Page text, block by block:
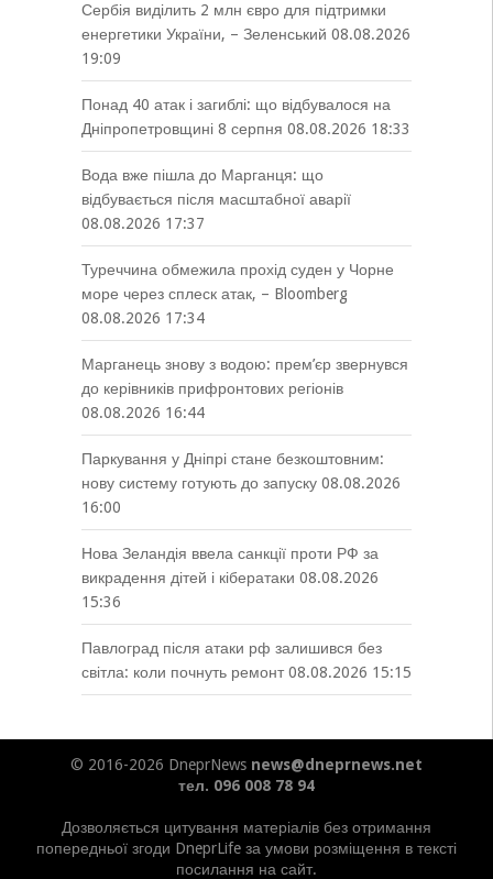
Сербія виділить 2 млн євро для підтримки
енергетики України, – Зеленський 08.08.2026
19:09
Понад 40 атак і загиблі: що відбувалося на
Дніпропетровщині 8 серпня 08.08.2026 18:33
Вода вже пішла до Марганця: що
відбувається після масштабної аварії
08.08.2026 17:37
Туреччина обмежила прохід суден у Чорне
море через сплеск атак, – Bloomberg
08.08.2026 17:34
Марганець знову з водою: прем’єр звернувся
до керівників прифронтових регіонів
08.08.2026 16:44
Паркування у Дніпрі стане безкоштовним:
нову систему готують до запуску 08.08.2026
16:00
Нова Зеландія ввела санкції проти РФ за
викрадення дітей і кібератаки 08.08.2026
15:36
Павлоград після атаки рф залишився без
світла: коли почнуть ремонт 08.08.2026 15:15
© 2016-2026 DneprNews news@dneprnews.net
тел. 096 008 78 94
Дозволяється цитування матеріалів без отримання
попередньої згоди DneprLife за умови розміщення в тексті
посилання на сайт.